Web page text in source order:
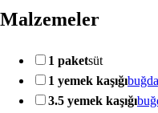
Malzemeler
1 paketsüt
1 yemek kaşığı
3.5 yemek kaşığı